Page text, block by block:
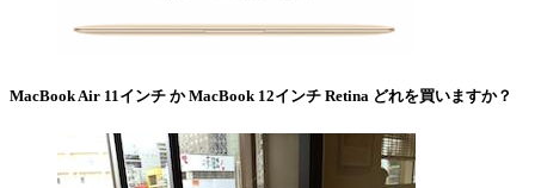
MacBook Air 11インチ か MacBook 12インチ Retina どれを買いますか？